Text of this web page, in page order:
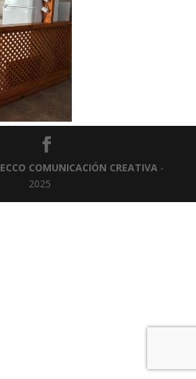
ECCO COMUNICACIÓN CREATIVA-
2025